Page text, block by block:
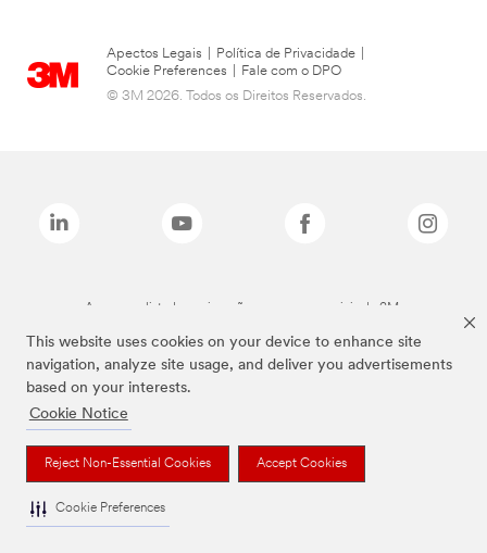
This website uses cookies on your device to enhance site
navigation, analyze site usage, and deliver you advertisements
based on your interests.
Cookie Notice
Reject Non-Essential Cookies Accept Cookies
Cookie Preferences
Apectos Legais Política de Privacidade
Cookie Preferences
Fale com o DPO
© 3M 2026. Todos os Direitos Reservados.
As marcas listadas a cima são marcas comerciais da 3M.